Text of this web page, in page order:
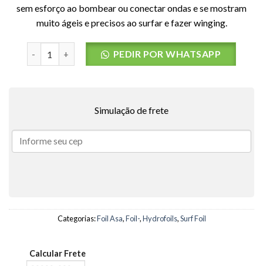
sem esforço ao bombear ou conectar ondas e se mostram
muito ágeis e precisos ao surfar e fazer winging.
Asa Dianteira FW Phantom S Carbono V3 F-ONE- TAM:
PEDIR POR WHATSAPP
Simulação de frete
Categorias:Foil Asa,Foil-,Hydrofoils,Surf Foil
Calcular Frete